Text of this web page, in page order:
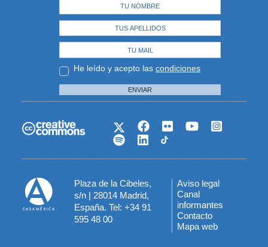
He leído y acepto las condiciones
ENVIAR
Plaza de la Cibeles,
s/n | 28014 Madrid,
España. Tel: +34 91
595 48 00
Menú
del
pie
Aviso legal
Canal
informantes
Contacto
Mapa web